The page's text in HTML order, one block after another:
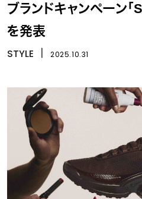
ブランドキャンペーン
を発表
STYLE 2025.10.31